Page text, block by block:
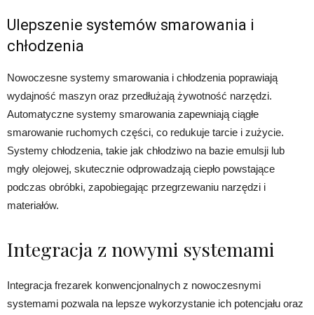
Ulepszenie systemów smarowania i
chłodzenia
Nowoczesne systemy smarowania i chłodzenia poprawiają
wydajność maszyn oraz przedłużają żywotność narzędzi.
Automatyczne systemy smarowania zapewniają ciągłe
smarowanie ruchomych części, co redukuje tarcie i zużycie.
Systemy chłodzenia, takie jak chłodziwo na bazie emulsji lub
mgły olejowej, skutecznie odprowadzają ciepło powstające
podczas obróbki, zapobiegając przegrzewaniu narzędzi i
materiałów.
Integracja z nowymi systemami
Integracja frezarek konwencjonalnych z nowoczesnymi
systemami pozwala na lepsze wykorzystanie ich potencjału oraz